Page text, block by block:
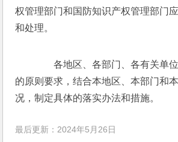
权管理部门和国防知识产权管理部门
和处理。
各地区、各部门、各有关单位
的原则要求，结合本地区、本部门和
况，制定具体的落实办法和措施。
最后更新：2024年5月26日